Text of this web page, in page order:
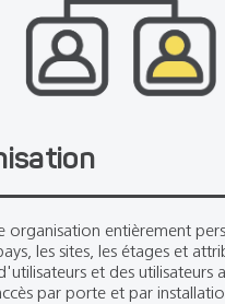
organisation entièrement
les sites, les étages et
et des utilisateurs
par porte et par